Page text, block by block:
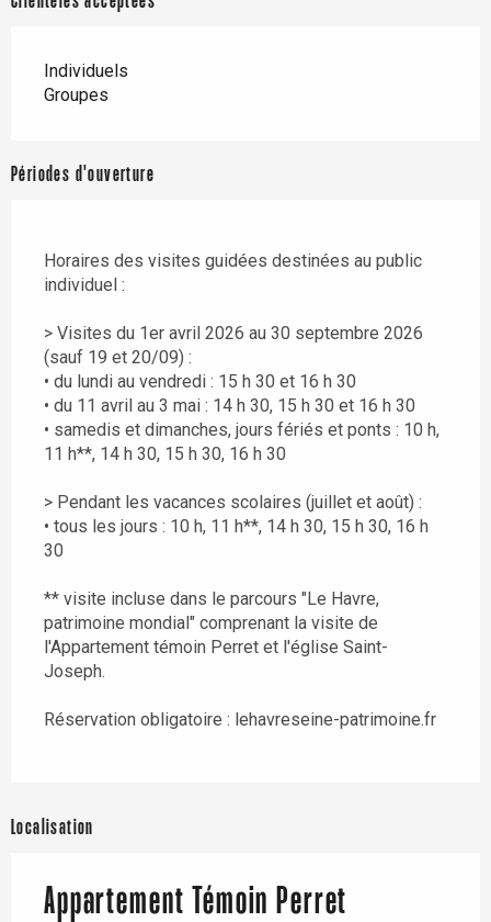
Individuels
Groupes
Périodes d'ouverture
Horaires des visites guidées destinées au public
individuel :
> Visites du 1er avril 2026 au 30 septembre 2026
(sauf 19 et 20/09) :
• du lundi au vendredi : 15 h 30 et 16 h 30
• du 11 avril au 3 mai : 14 h 30, 15 h 30 et 16 h 30
• samedis et dimanches, jours fériés et ponts : 10 h,
11 h**, 14 h 30, 15 h 30, 16 h 30
> Pendant les vacances scolaires (juillet et août) :
• tous les jours : 10 h, 11 h**, 14 h 30, 15 h 30, 16 h
30
** visite incluse dans le parcours "Le Havre,
patrimoine mondial" comprenant la visite de
l'Appartement témoin Perret et l'église Saint-
Joseph.
Réservation obligatoire : lehavreseine-patrimoine.fr
Localisation
Appartement Témoin Perret